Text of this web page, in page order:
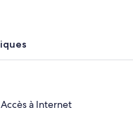
Accès à Internet